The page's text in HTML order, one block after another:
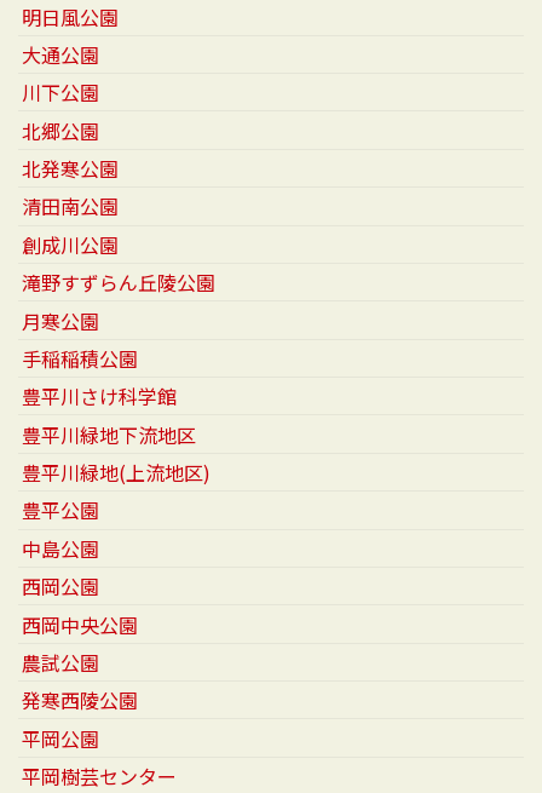
明日風公園
大通公園
川下公園
北郷公園
北発寒公園
清田南公園
創成川公園
滝野すずらん丘陵公園
月寒公園
手稲稲積公園
豊平川さけ科学館
豊平川緑地下流地区
豊平川緑地(上流地区)
豊平公園
中島公園
西岡公園
西岡中央公園
農試公園
発寒西陵公園
平岡公園
平岡樹芸センター